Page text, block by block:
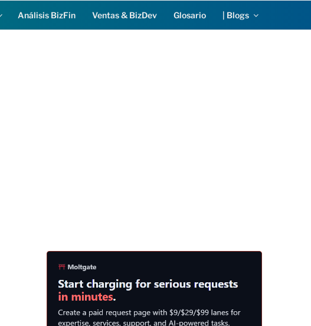
Análisis BizFin Ventas & BizDev Glosario | Blogs